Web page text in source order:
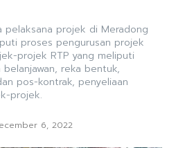
pelaksana projek di Meradong
proses pengurusan projek
projek RTP yang meliputi
reka bentuk,
pos-kontrak, penyeliaan
projek.
6, 2022